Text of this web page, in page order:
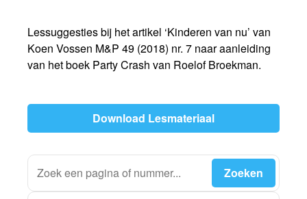
Lessuggesties bij het artikel ‘Kinderen van nu’ van
Koen Vossen M&P 49 (2018) nr. 7 naar aanleiding
van het boek Party Crash van Roelof Broekman.
Download Lesmateriaal